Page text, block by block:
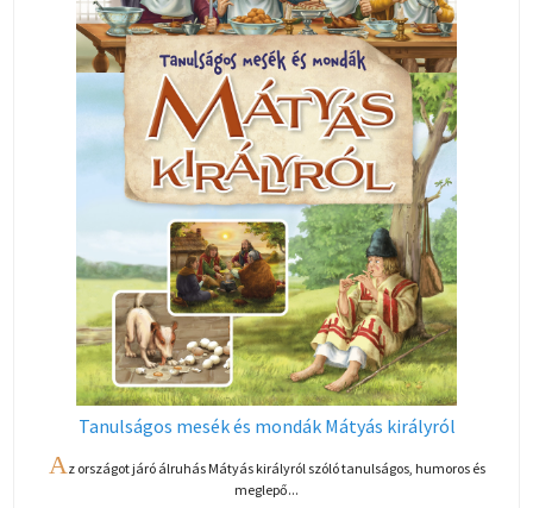
Tanulságos mesék és mondák Mátyás királyról
A z országot járó álruhás Mátyás királyról szóló tanulságos, humoros és
meglepő...